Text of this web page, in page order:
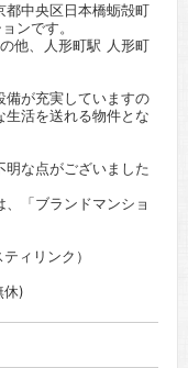
都中央区日本橋蛎殻町
ンです。
他、人形町駅 人形町
備が充実していますの
活を送れる物件とな
な点がございました
「ブランドマンショ
ィリンク）
休)